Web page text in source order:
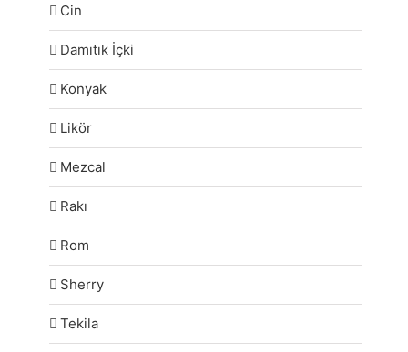
Cin
Damıtık İçki
Konyak
Likör
Mezcal
Rakı
Rom
Sherry
Tekila